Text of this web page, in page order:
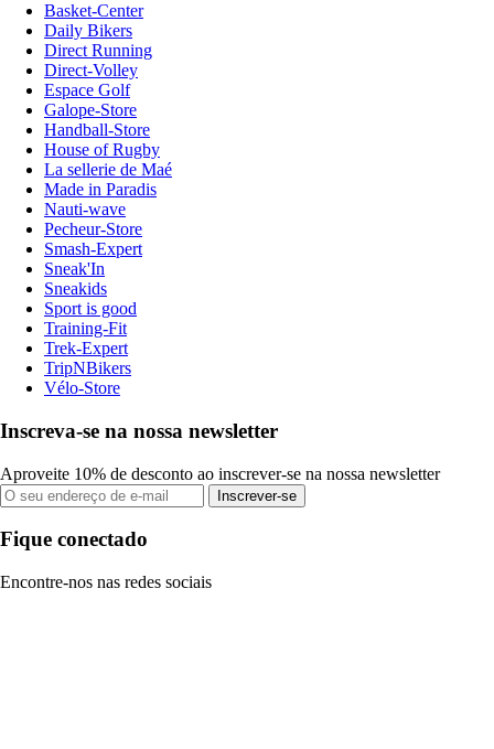
Basket-Center
Daily Bikers
Direct Running
Direct-Volley
Espace Golf
Galope-Store
Handball-Store
House of Rugby
La sellerie de Maé
Made in Paradis
Nauti-wave
Pecheur-Store
Smash-Expert
Sneak'In
Sneakids
Sport is good
Training-Fit
Trek-Expert
TripNBikers
Vélo-Store
Inscreva-se na nossa newsletter
Aproveite 10% de desconto ao inscrever-se na nossa newsletter
Inscrever-se
Fique conectado
Encontre-nos nas redes sociais